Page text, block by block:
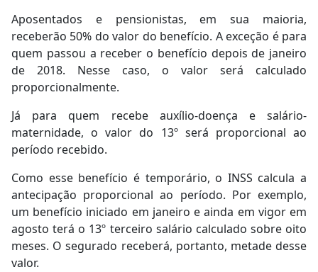
Aposentados e pensionistas, em sua maioria,
receberão 50% do valor do benefício. A exceção é para
quem passou a receber o benefício depois de janeiro
de 2018. Nesse caso, o valor será calculado
proporcionalmente.
Já para quem recebe auxílio-doença e salário-
maternidade, o valor do 13º será proporcional ao
período recebido.
Como esse benefício é temporário, o INSS calcula a
antecipação proporcional ao período. Por exemplo,
um benefício iniciado em janeiro e ainda em vigor em
agosto terá o 13º terceiro salário calculado sobre oito
meses. O segurado receberá, portanto, metade desse
valor.